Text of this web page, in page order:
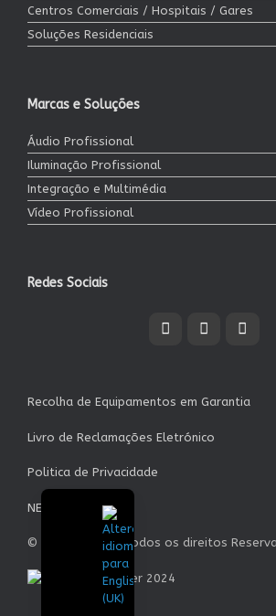
Centros Comerciais / Hospitais / Gares
Soluções Residenciais
Marcas e Soluções
Áudio Profissional
Iluminação Profissional
Integração e Multimédia
Vídeo Profissional
Redes Sociais
Recolha de Equipamentos em Garantia
Livro de Reclamações Eletrónico
Politica de Privacidade
NEWSLETTER
© Garrett S.A. - Todos os direitos